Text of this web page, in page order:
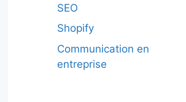
SEO
Shopify
Communication en
entreprise